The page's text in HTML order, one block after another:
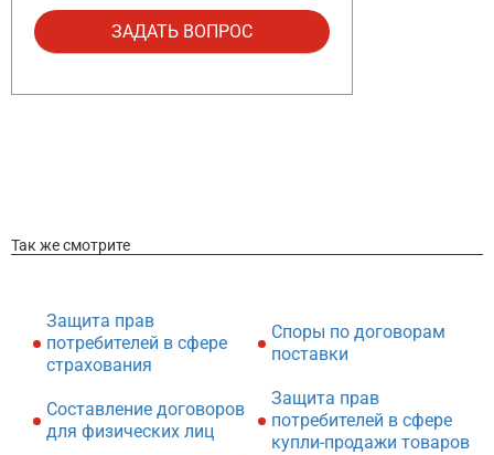
Так же смотрите
Защита прав
потребителей в сфере
страхования
Споры по договорам
поставки
Составление договоров
для физических лиц
Защита прав
потребителей в сфере
купли-продажи товаров